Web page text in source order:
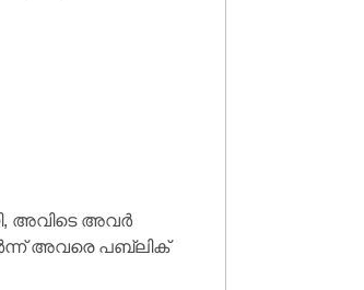
അവിടെ അവർ
അവരെ പബ്ലിക്